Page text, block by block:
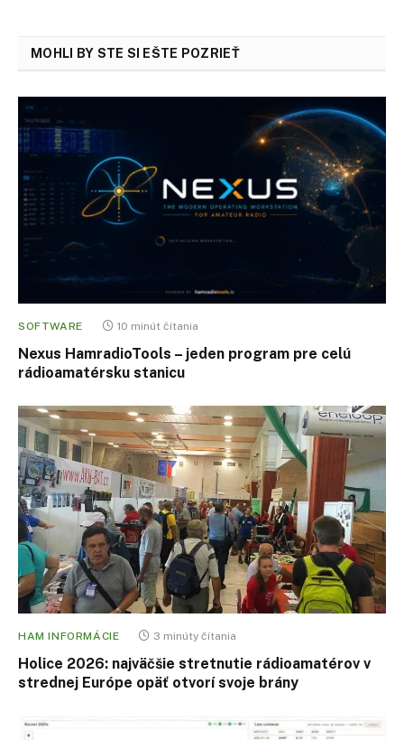
MOHLI BY STE SI EŠTE POZRIEŤ
SOFTWARE 10 minút čítania
Nexus HamradioTools – jeden program pre celú
rádioamatérsku stanicu
HAM INFORMÁCIE 3 minúty čítania
Holice 2026: najväčšie stretnutie rádioamatérov v
strednej Európe opäť otvorí svoje brány